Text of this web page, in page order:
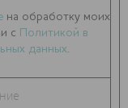
на обработку моих
с
Политикой в
данных.